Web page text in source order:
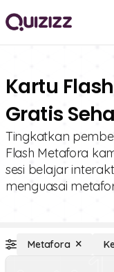
Kartu
Gratis
Tingkatkan
Flash Metafora
sesi belajar
menguasai
Metafora